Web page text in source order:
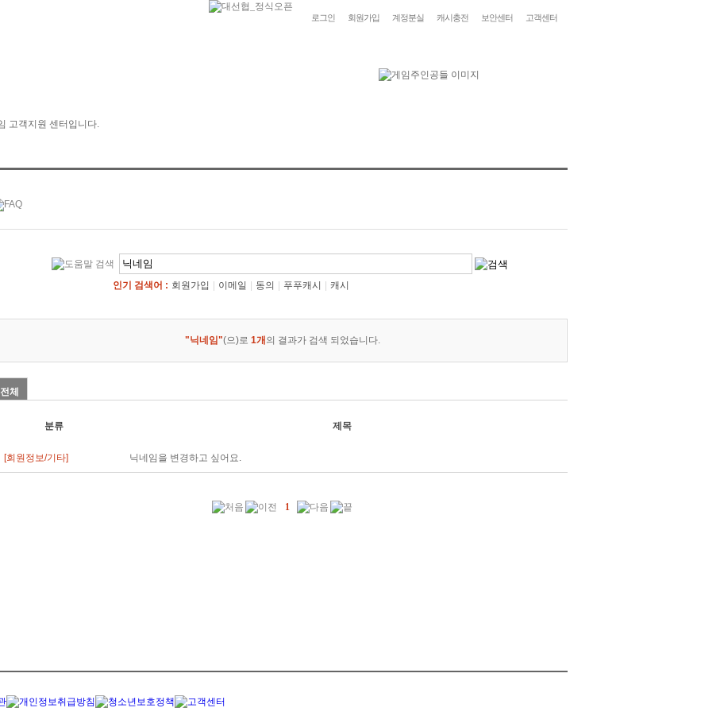
로그인 회원가입 계정분실 캐시충전 보안센터 고객센터
인기 검색어 : 회원가입 이메일 동의 푸푸캐시 캐시
"닉네임"(으)로 1개 의 결과가 검색 되었습니다.
전체
분류 제목
[회원정보/기타] 닉네임을 변경하고 싶어요.
1